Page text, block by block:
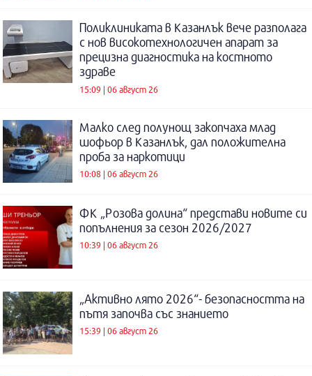
Поликлиниката в Казанлък вече разполага
с нов високотехнологичен апарат за
прецизна диагностика на костното
здраве
15:09 | 06 август 26
Малко след полунощ закопчаха млад
шофьор в Казанлък, дал положителна
проба за наркотици
10:08 | 06 август 26
ФК „Розова долина“ представи новите си
попълнения за сезон 2026/2027
10:39 | 06 август 26
„Активно лято 2026“- безопасността на
пътя започва със знанието
15:39 | 06 август 26